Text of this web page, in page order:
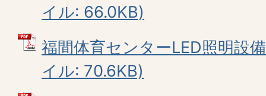
イル: 66.0KB)
福間体育センターLED照明設
イル: 70.6KB)